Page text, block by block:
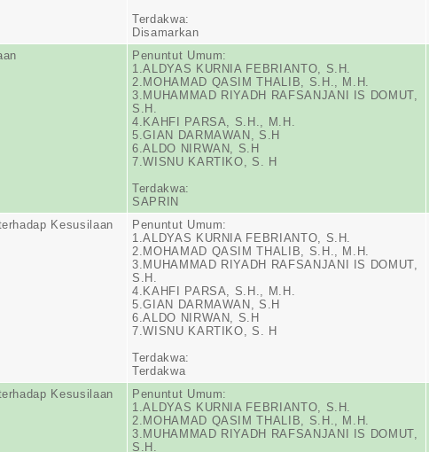
Terdakwa:
Disamarkan
Penuntut Umum:
1.ALDYAS KURNIA FEBRIANTO, S.H.
2.MOHAMAD QASIM THALIB, S.H., M.H.
3.MUHAMMAD RIYADH RAFSANJANI IS DOMUT,
S.H.
4.KAHFI PARSA, S.H., M.H.
5.GIAN DARMAWAN, S.H
6.ALDO NIRWAN, S.H
7.WISNU KARTIKO, S. H
Terdakwa:
SAPRIN
Kesusilaan
Penuntut Umum:
1.ALDYAS KURNIA FEBRIANTO, S.H.
2.MOHAMAD QASIM THALIB, S.H., M.H.
3.MUHAMMAD RIYADH RAFSANJANI IS DOMUT,
S.H.
4.KAHFI PARSA, S.H., M.H.
5.GIAN DARMAWAN, S.H
6.ALDO NIRWAN, S.H
7.WISNU KARTIKO, S. H
Terdakwa:
Terdakwa
Kesusilaan
Penuntut Umum:
1.ALDYAS KURNIA FEBRIANTO, S.H.
2.MOHAMAD QASIM THALIB, S.H., M.H.
3.MUHAMMAD RIYADH RAFSANJANI IS DOMUT,
S.H.